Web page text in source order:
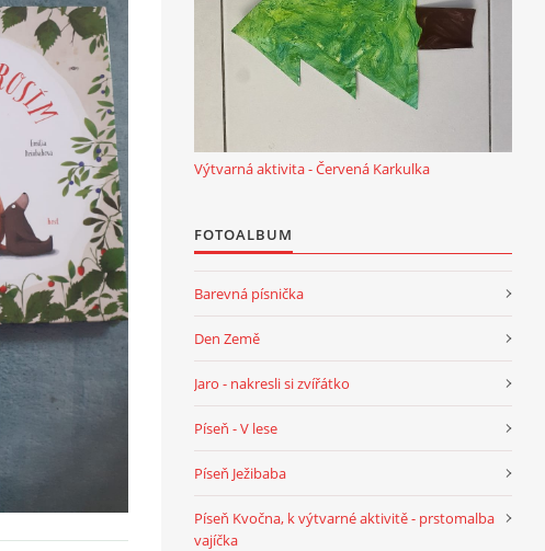
Výtvarná aktivita - Červená Karkulka
FOTOALBUM
Barevná písnička
Den Země
Jaro - nakresli si zvířátko
Píseň - V lese
Píseň Ježibaba
Píseň Kvočna, k výtvarné aktivitě - prstomalba
vajíčka